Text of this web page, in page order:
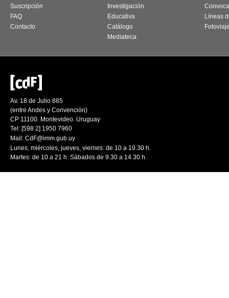
Suscripción
FAQ
Contacto
Investigación
Educativa
Catálogo
Mediateca
Líneas
Av. 18 de Julio 885
(entre Andes y Convención)
CP 11100. Montevideo. Uruguay
Tel: [598 2] 1950 7960
Mail: CdF@imm.gub.uy
Lunes, miércoles, jueves, viernes: de 10 a 19.30 h.
Martes: de 10 a 21 h. Sábados de 9.30 a 14.30 h.